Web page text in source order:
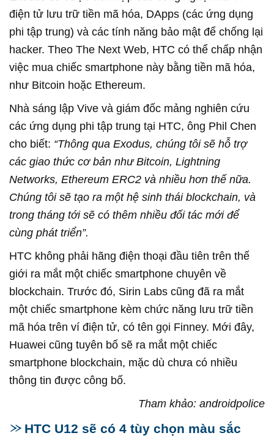
điện tử lưu trữ tiền mã hóa, DApps (các ứng dụng
phi tập trung) và các tính năng bảo mật để chống lại
hacker. Theo The Next Web, HTC có thể chấp nhận
việc mua chiếc smartphone này bằng tiền mã hóa,
như Bitcoin hoặc Ethereum.
Nhà sáng lập Vive và giám đốc mảng nghiên cứu
các ứng dụng phi tập trung tại HTC, ông Phil Chen
cho biết: “Thông qua Exodus, chúng tôi sẽ hỗ trợ
các giao thức cơ bản như Bitcoin, Lightning
Networks, Ethereum ERC2 và nhiều hơn thế nữa.
Chúng tôi sẽ tạo ra một hệ sinh thái blockchain, và
trong tháng tới sẽ có thêm nhiều đối tác mới để
cùng phát triển”.
HTC không phải hãng điện thoại đầu tiên trên thế
giới ra mắt một chiếc smartphone chuyên về
blockchain. Trước đó, Sirin Labs cũng đã ra mắt
một chiếc smartphone kèm chức năng lưu trữ tiền
mã hóa trên ví điện tử, có tên gọi Finney. Mới đây,
Huawei cũng tuyên bố sẽ ra mắt một chiếc
smartphone blockchain, mặc dù chưa có nhiều
thông tin được công bố.
Tham khảo: androidpolice
HTC U12 sẽ có 4 tùy chọn màu sắc